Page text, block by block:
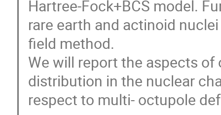
Hartree-Fock+BCS model.
rare earth and actinoid
field method.
We will report the aspects
distribution in the nuclear
respect to multi- octupole